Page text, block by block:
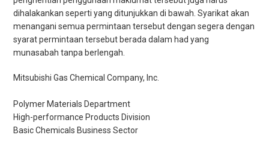
dihalakankan seperti yang ditunjukkan di bawah. Syarikat akan
menangani semua permintaan tersebut dengan segera dengan
syarat permintaan tersebut berada dalam had yang
munasabah tanpa berlengah.
Mitsubishi Gas Chemical Company, Inc.
Polymer Materials Department
High-performance Products Division
Basic Chemicals Business Sector